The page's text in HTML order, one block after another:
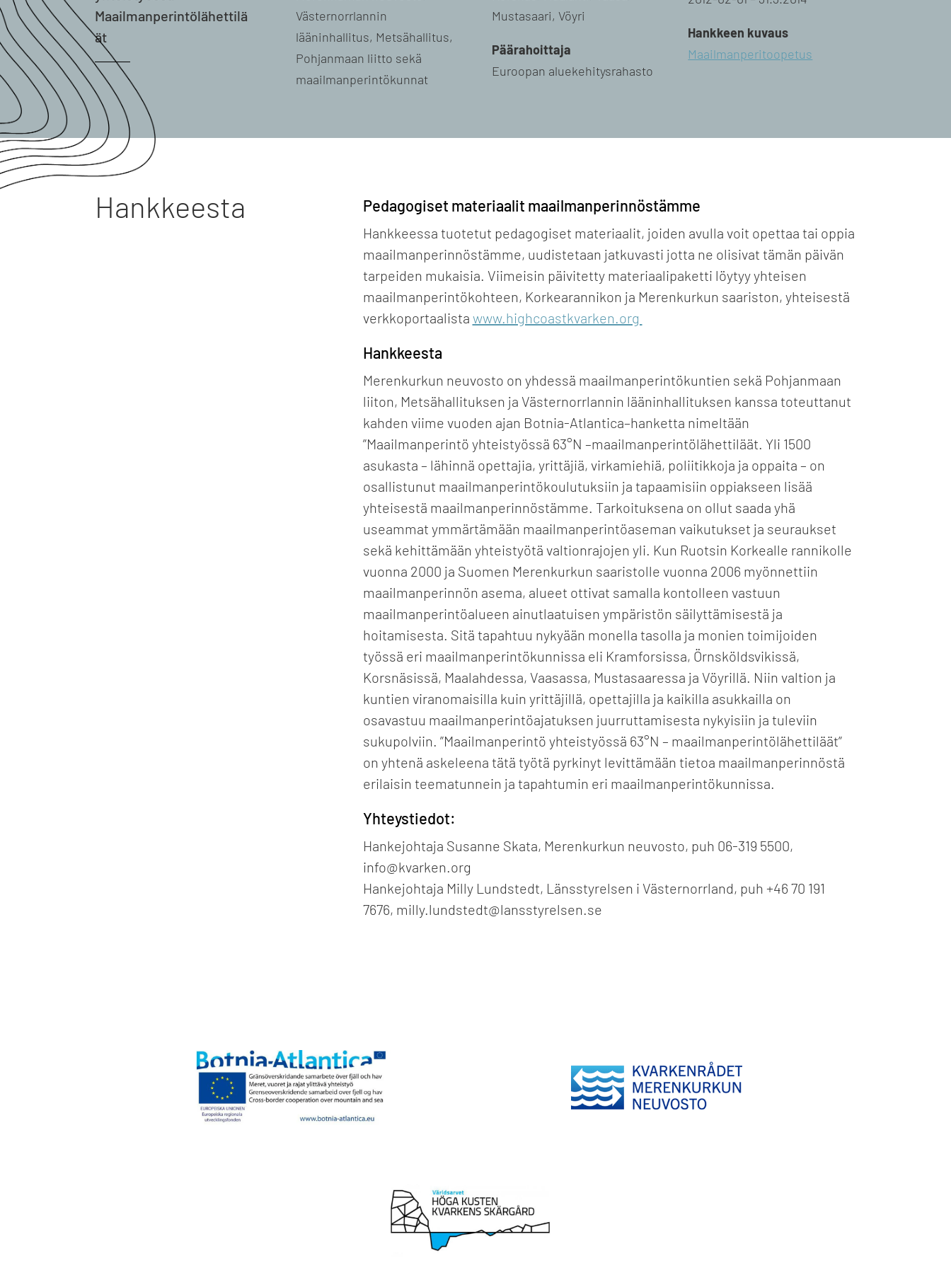
Maailmanperintölähettilä
ät
Västernorrlannin
lääninhallitus, Metsähallitus,
Pohjanmaan liitto sekä
maailmanperintökunnat
Mustasaari, Vöyri
Päärahoittaja
Euroopan aluekehitysrahasto
Hankkeen kuvaus
Maailmanperitoopetus
Hankkeesta Pedagogiset materiaalit maailmanperinnöstämme
Hankkeessa tuotetut pedagogiset materiaalit, joiden avulla voit opettaa tai oppia
maailmanperinnöstämme, uudistetaan jatkuvasti jotta ne olisivat tämän päivän
tarpeiden mukaisia. Viimeisin päivitetty materiaalipaketti löytyy yhteisen
maailmanperintökohteen, Korkearannikon ja Merenkurkun saariston, yhteisestä
verkkoportaalista www.highcoastkvarken.org
Hankkeesta
Merenkurkun neuvosto on yhdessä maailmanperintökuntien sekä Pohjanmaan
liiton, Metsähallituksen ja Västernorrlannin lääninhallituksen kanssa toteuttanut
kahden viime vuoden ajan Botnia-Atlantica–hanketta nimeltään
”Maailmanperintö yhteistyössä 63°N –maailmanperintölähettiläät. Yli 1500
asukasta – lähinnä opettajia, yrittäjiä, virkamiehiä, poliitikkoja ja oppaita – on
osallistunut maailmanperintökoulutuksiin ja tapaamisiin oppiakseen lisää
yhteisestä maailmanperinnöstämme. Tarkoituksena on ollut saada yhä
useammat ymmärtämään maailmanperintöaseman vaikutukset ja seuraukset
sekä kehittämään yhteistyötä valtionrajojen yli. Kun Ruotsin Korkealle rannikolle
vuonna 2000 ja Suomen Merenkurkun saaristolle vuonna 2006 myönnettiin
maailmanperinnön asema, alueet ottivat samalla kontolleen vastuun
maailmanperintöalueen ainutlaatuisen ympäristön säilyttämisestä ja
hoitamisesta. Sitä tapahtuu nykyään monella tasolla ja monien toimijoiden
työssä eri maailmanperintökunnissa eli Kramforsissa, Örnsköldsvikissä,
Korsnäsissä, Maalahdessa, Vaasassa, Mustasaaressa ja Vöyrillä. Niin valtion ja
kuntien viranomaisilla kuin yrittäjillä, opettajilla ja kaikilla asukkailla on
osavastuu maailmanperintöajatuksen juurruttamisesta nykyisiin ja tuleviin
sukupolviin. ”Maailmanperintö yhteistyössä 63°N – maailmanperintölähettiläät”
on yhtenä askeleena tätä työtä pyrkinyt levittämään tietoa maailmanperinnöstä
erilaisin teematunnein ja tapahtumin eri maailmanperintökunnissa.
Yhteystiedot:
Hankejohtaja Susanne Skata, Merenkurkun neuvosto, puh 06-319 5500,
info@kvarken.org
Hankejohtaja Milly Lundstedt, Länsstyrelsen i Västernorrland, puh +46 70 191
7676, milly.lundstedt@lansstyrelsen.se